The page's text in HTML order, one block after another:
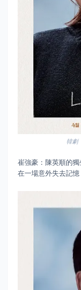
韓劇
崔強豪：陳英順的
在一場意外失去記憶